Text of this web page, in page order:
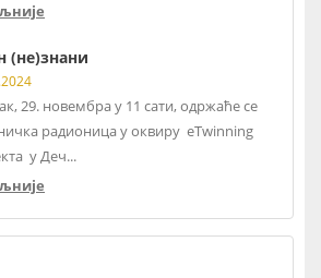
(не)знани
29. новембра у 11 сати, одржаће се
радионица у оквиру eTwinning
у Деч...